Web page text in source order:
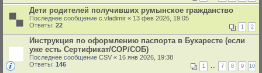
Дети родителей получивших румынское гражданство
Последнее сообщение c.vladimir « 13 фев 2026, 19:05
Ответы: 22 1 2
Инструкция по оформлению паспорта в Бухаресте (если
уже есть Сертификат/СОР/СОБ)
Последнее сообщение CSV « 16 янв 2026, 19:38
Ответы: 146 1 … 7 8 9 10